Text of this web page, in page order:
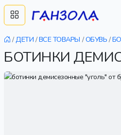
/ДЕТИ /ВСЕ ТОВАРЫ /ОБУВЬ /
БОТИНКИ